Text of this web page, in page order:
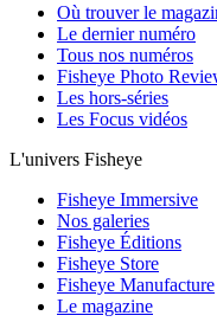
Où trouver le
Le dernier numéro
Tous nos numéros
Fisheye Photo
Les hors-séries
Les Focus vidéos
L'univers Fisheye
Fisheye Immersive
Nos galeries
Fisheye Éditions
Fisheye Store
Fisheye Manufacture
Le magazine